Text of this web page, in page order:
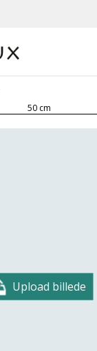
50 cm
Upload billede